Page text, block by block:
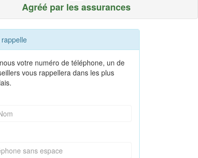
Agréé par les assurances
votre numéro de téléphone, un de
vous rappellera dans les plus